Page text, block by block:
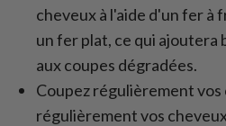
cheveux à l'aide d'un fer à
un fer plat, ce qui ajoutera
aux coupes dégradées.
Coupez régulièrement
régulièrement vos